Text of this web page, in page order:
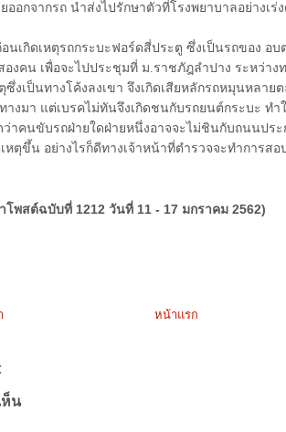
อกจากรถ นำส่งไปรักษาตัวที่โรงพยาบาลอย่างเร่
เกิดเหตุรถกระบะฟอร์ดสี่ประตู ซึ่งเป็นรถของ อบต
องคน เพื่อจะไปประชุมที่ ม.ราชภัฎลำปาง ระหว่าง
ซึ่งเป็นทางโค้งลงเขา จึงเกิดเสียหลักรถหมุนหลาย
งมา แต่เบรคไม่ทันจึงเกิดชนกับรถยนต์กระบะ ทำ
ว่าคนขับรถฝ่ายใดฝ่ายหนึ่งอาจจะไม่ชินกับถนนปร
หตุขึ้น อย่างไรก็ดีทางเจ้าหน้าที่ตำรวจจะทำการสอ
พสต์ฉบับที่ 1212 วันที่ 11 - 17 มกราคม 2562)
หน้าแรก
ห็น